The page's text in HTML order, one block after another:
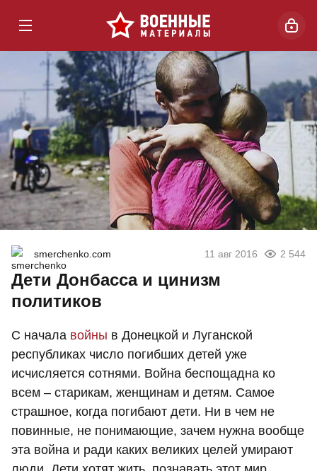
smerchenko.com 11 авг 2016 2 544
Дети Донбасса и цинизм
политиков
С начала войны в Донецкой и Луганской
республиках число погибших детей уже
исчисляется сотнями. Война беспощадна ко
всем – старикам, женщинам и детям. Самое
страшное, когда погибают дети. Ни в чем не
повинные, не понимающие, зачем нужна вообще
эта война и ради каких великих целей умирают